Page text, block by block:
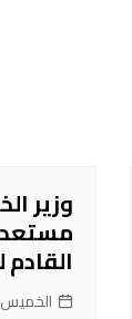
وزير
مستعد
الخميس, 25 سبتمبر 2025,